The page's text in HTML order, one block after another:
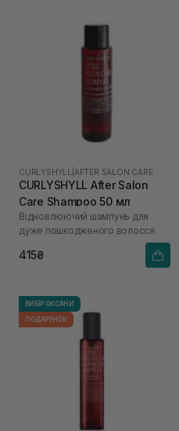
CURLYSHYLL AFTER SALON CARE
CURLYSHYLL After Salon
Care Shampoo 50 мл
Відновлюючий шампунь для
дуже пошкодженого волосся
415₴
ВИБІР ОКСАНИ
ПОДАРУНОК